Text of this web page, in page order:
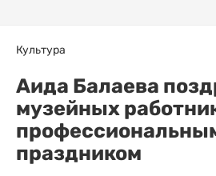
Культура
Аида Балаева
музейных
праздником